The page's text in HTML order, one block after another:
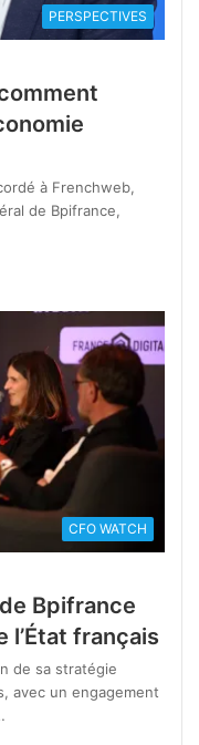
PERSPECTIVES
à Frenchweb,
de Bpifrance,
CFO WATCH
Bpifrance
français
de sa stratégie
avec un engagement